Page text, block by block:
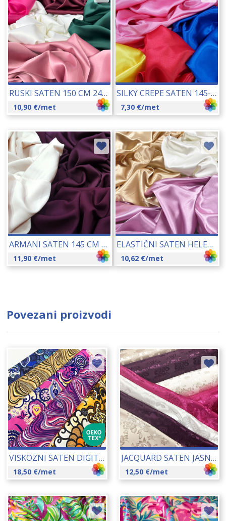
RUSKI SATEN 150 CM 24139
10,90 €/met
SILKY CREPE SATEN 145-150 CM 14461
7,30 €/met
ARMANI SATEN 145 CM 17165
11,90 €/met
ELASTIČNI SATEN HELEN 150 CM 14276
10,62 €/met
Povezani proizvodi
VISKOZNI SATEN DIGITAL PRINT 140 CM 23123
18,50 €/met
JACQUARD SATEN JASNA 150 CM 12235
12,50 €/met